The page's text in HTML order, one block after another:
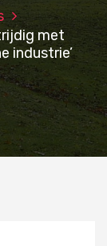
met
industrie’